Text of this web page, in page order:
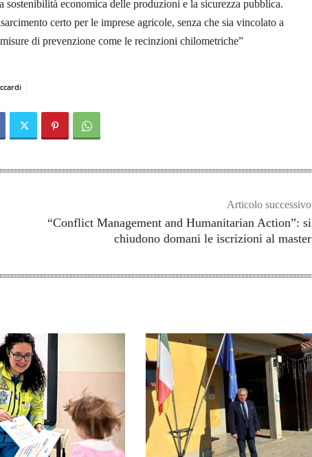
sostenibilità economica delle produzioni e la sicurezza pubblica.
certo per le imprese agricole, senza che sia vincolato a
di prevenzione come le recinzioni chilometriche”
Articolo successivo
“Conflict Management and Humanitarian Action”: si
chiudono domani le iscrizioni al master